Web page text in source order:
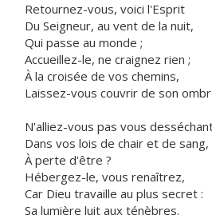
Retournez-vous, voici l'Esprit
Du Seigneur, au vent de la nuit,
Qui passe au monde ;
Accueillez-le, ne craignez rien ;
À la croisée de vos chemins,
Laissez-vous couvrir de son
N'alliez-vous pas vous
Dans vos lois de chair et de sang,
À perte d'être ?
Hébergez-le, vous renaîtrez,
Car Dieu travaille au plus secret :
Sa lumière luit aux ténèbres.